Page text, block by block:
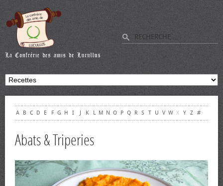
A B C D E F G H I J K L M N O P Q R S T U V W X Y Z #
Abats & Triperies